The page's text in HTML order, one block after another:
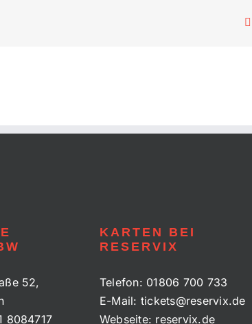
52,
8084717
KARTEN BEI
RESERVIX
Telefon: 01806 700 733
E-Mail: tickets@reservix.de
Webseite: reservix.de